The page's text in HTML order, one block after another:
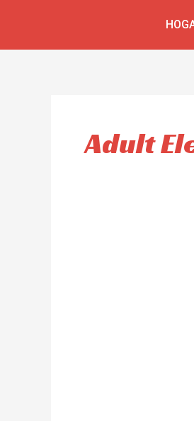
Adult